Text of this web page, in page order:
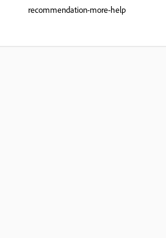
recommendation-more-help